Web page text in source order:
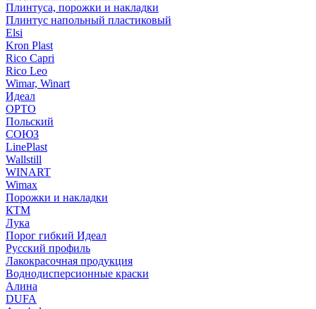
Плинтуса, порожки и накладки
Плинтус напольный пластиковый
Elsi
Kron Plast
Rico Capri
Rico Leo
Wimar, Winart
Идеал
ОРТО
Польский
СОЮЗ
LinePlast
Wallstill
WINART
Wimax
Порожки и накладки
КТМ
Лука
Порог гибкий Идеал
Русский профиль
Лакокрасочная продукция
Воднодисперсионные краски
Алина
DUFA